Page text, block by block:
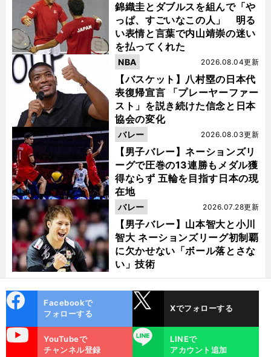
錦織圭とダブルスを組んで「や
っぱ、すごいなこの人」 明る
い表情と言葉で内山靖崇の迷い
を払ってくれた
【バスケット】八村塁の日本代
表復帰宣言 「プレーヤーファー
スト」を説き続けた信念と日本
協会の変化
2026.08.04更新
NBA
【男子バレー】ネーションズリ
ーグで圧巻の13連勝もメダル獲
得ならず 五輪を目指す日本の現
在地
2026.08.03更新
バレー
【男子バレー】山本智大と小川
智大 ネーションズリーグ初制覇
に欠かせない「ボール落とさな
い」技術
2026.07.28更新
バレー
ok
Facebookで
フォローする
Xでフォローする
YouTubeで
チャンネル登録
LINE
LINEで
アカウント追加